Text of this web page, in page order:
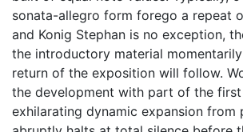
sonata-allegro form forego a repeat
and Konig Stephan is no exception,
the introductory material
return of the exposition will follow.
the development with part of the first
exhilarating dynamic expansion from